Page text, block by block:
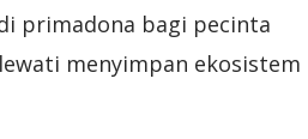
primadona bagi pecinta
menyimpan ekosistem